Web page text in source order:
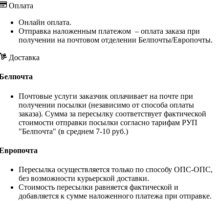
Оплата
Онлайн оплата.
Отправка наложенным платежом – оплата заказа при
получении на почтовом отделении Белпочты/Европочты.
Доставка
Почтовые услуги заказчик оплачивает на почте при
получении посылки (независимо от способа оплаты
заказа). Сумма за пересылку соответствует фактической
стоимости отправки посылки согласно тарифам РУП
"Белпочта" (в среднем 7-10 руб.)
Пересылка осуществляется только по способу ОПС-ОПС,
без возможности курьерской доставки.
Стоимость пересылки равняется фактической и
добавляется к сумме наложенного платежа при отправке.